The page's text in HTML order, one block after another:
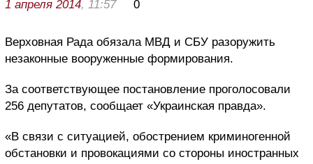
1 апреля 2014, 11:57 0
Верховная Рада обязала МВД и СБУ разоружить
незаконные вооруженные формирования.
За соответствующее постановление проголосовали
256 депутатов, сообщает «Украинская правда».
«В связи с ситуацией, обострением криминогенной
обстановки и провокациями со стороны иностранных